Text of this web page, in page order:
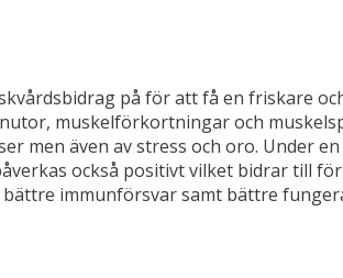
på för att få en friskare
muskelförkortningar och
men även av stress och oro. Under
också positivt vilket bidrar till
immunförsvar samt bättre